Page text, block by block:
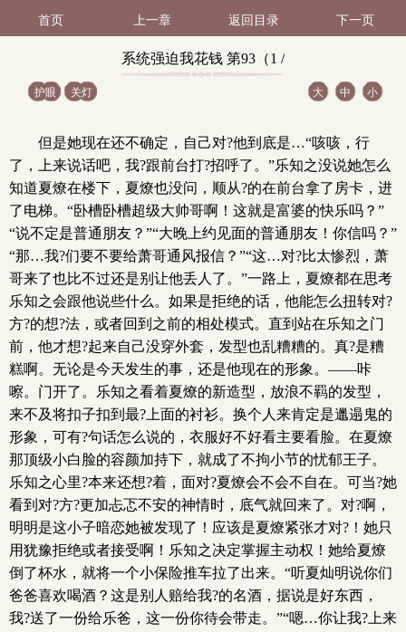
首页 上一章 返回目录 下一页
系统强迫我花钱 第93（1 /
护眼 关灯 大 中 小
但是她现在还不确定，自己对?他到底是…“咳咳，行
了，上来说话吧，我?跟前台打?招呼了。”乐知之没说她怎么
知道夏燎在楼下，夏燎也没问，顺从?的在前台拿了房卡，进
了电梯。“卧槽卧槽超级大帅哥啊！这就是富婆的快乐吗？”
“说不定是普通朋友？”“大晚上约见面的普通朋友！你信吗？”
“那…我?们要不要给萧哥通风报信？”“这…对?比太惨烈，萧
哥来了也比不过还是别让他丢人了。”一路上，夏燎都在思考
乐知之会跟他说些什么。如果是拒绝的话，他能怎么扭转对?
方?的想?法，或者回到之前的相处模式。直到站在乐知之门
前，他才想?起来自己没穿外套，发型也乱糟糟的。真?是糟
糕啊。无论是今天发生的事，还是他现在的形象。——咔
嚓。门开了。乐知之看着夏燎的新造型，放浪不羁的发型，
来不及将扣子扣到最?上面的衬衫。换个人来肯定是邋遢鬼的
形象，可有?句话怎么说的，衣服好不好看主要看脸。在夏燎
那顶级小白脸的容颜加持下，就成了不拘小节的忧郁王子。
乐知之心里?本来还想?着，面对?夏燎会不会不自在。可当?她
看到对?方?更加忐忑不安的神情时，底气就回来了。对?啊，
明明是这小子暗恋她被发现了！应该是夏燎紧张才对?！她只
用犹豫拒绝或者接受啊！乐知之决定掌握主动权！她给夏燎
倒了杯水，就将一个小保险推车拉了出来。“听夏灿明说你们
爸爸喜欢喝酒？这是别人赔给我?的名酒，据说是好东西，
我?送了一份给乐爸，这一份你待会带走。”“嗯…你让我?上来